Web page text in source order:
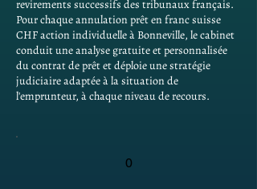
revirements successifs des tribunaux français.
Pour chaque annulation prêt en franc suisse
CHF action individuelle à Bonneville, le cabinet
conduit une analyse gratuite et personnalisée
du contrat de prêt et déploie une stratégie
judiciaire adaptée à la situation de
l'emprunteur, à chaque niveau de recours.
0